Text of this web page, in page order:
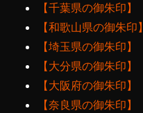
【千葉県の御朱印】
【和歌山県の御朱印】
【埼玉県の御朱印】
【大分県の御朱印】
【大阪府の御朱印】
【奈良県の御朱印】